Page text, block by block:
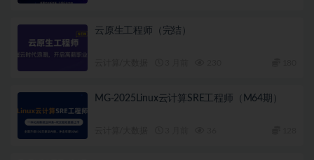
云原生工程师（完结）
MG-2025Linux云计算SRE工程师（M64期）